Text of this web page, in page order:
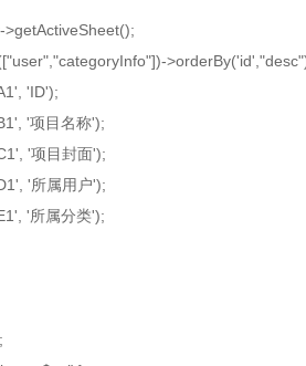
'ID');
'项目名称');
'项目封面');
'所属用户');
'所属分类');